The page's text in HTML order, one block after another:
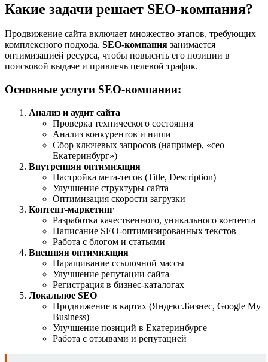
Какие задачи решает SEO-компания?
Продвижение сайта включает множество этапов, требующих
комплексного подхода. SEO-компания занимается
оптимизацией ресурса, чтобы повысить его позиции в
поисковой выдаче и привлечь целевой трафик.
Основные услуги SEO-компании:
Анализ и аудит сайта
Проверка технического состояния
Анализ конкурентов и ниши
Сбор ключевых запросов (например, «сео
Екатеринбург»)
Внутренняя оптимизация
Настройка мета-тегов (Title, Description)
Улучшение структуры сайта
Оптимизация скорости загрузки
Контент-маркетинг
Разработка качественного, уникального контента
Написание SEO-оптимизированных текстов
Работа с блогом и статьями
Внешняя оптимизация
Наращивание ссылочной массы
Улучшение репутации сайта
Регистрация в бизнес-каталогах
Локальное SEO
Продвижение в картах (Яндекс.Бизнес, Google My
Business)
Улучшение позиций в Екатеринбурге
Работа с отзывами и репутацией